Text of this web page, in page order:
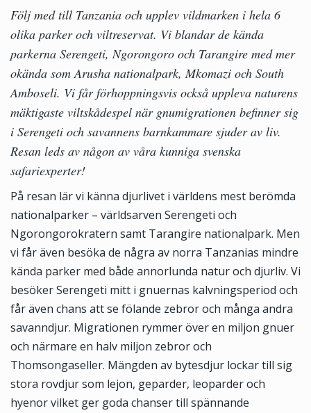
Följ med till Tanzania och upplev vildmarken i hela 6
olika parker och viltreservat. Vi blandar de kända
parkerna Serengeti, Ngorongoro och Tarangire med mer
okända som Arusha nationalpark, Mkomazi och South
Amboseli. Vi får förhoppningsvis också uppleva naturens
mäktigaste viltskådespel när gnumigrationen befinner sig
i Serengeti och savannens barnkammare sjuder av liv.
Resan leds av någon av våra kunniga svenska
safariexperter!
På resan lär vi känna djurlivet i världens mest berömda
nationalparker – världsarven Serengeti och
Ngorongorokratern samt Tarangire nationalpark. Men
vi får även besöka de några av norra Tanzanias mindre
kända parker med både annorlunda natur och djurliv. Vi
besöker Serengeti mitt i gnuernas kalvningsperiod och
får även chans att se fölande zebror och många andra
savanndjur. Migrationen rymmer över en miljon gnuer
och närmare en halv miljon zebror och
Thomsongaseller. Mängden av bytesdjur lockar till sig
stora rovdjur som lejon, geparder, leoparder och
hyenor vilket ger goda chanser till spännande